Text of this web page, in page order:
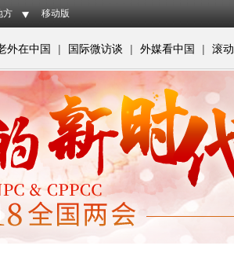
方 移动版
外在中国 | 国际微访谈 | 外媒看中国 | 滚动